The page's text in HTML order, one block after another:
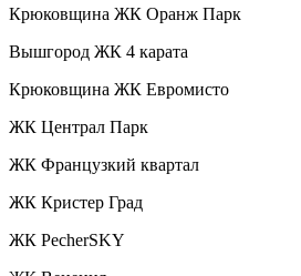
Крюковщина ЖК Оранж Парк
Вышгород ЖК 4 карата
Крюковщина ЖК Евромисто
ЖК Централ Парк
ЖК Французкий квартал
ЖК Кристер Град
ЖК PecherSKY